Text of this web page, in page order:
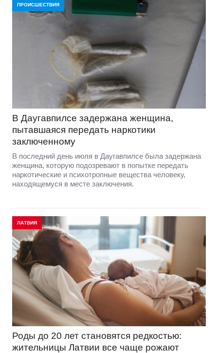
ПРОИСШЕСТВИЯ
В Даугавпилсе задержана женщина,
пытавшаяся передать наркотики
заключенному
В последний день июля в Даугавпилсе была задержана
женщина, которую подозревают в попытке передать
наркотические и психотропные вещества человеку,
находящемуся в месте заключения.
ЛАТВИЯ
Роды до 20 лет становятся редкостью:
жительницы Латвии все чаще рожают